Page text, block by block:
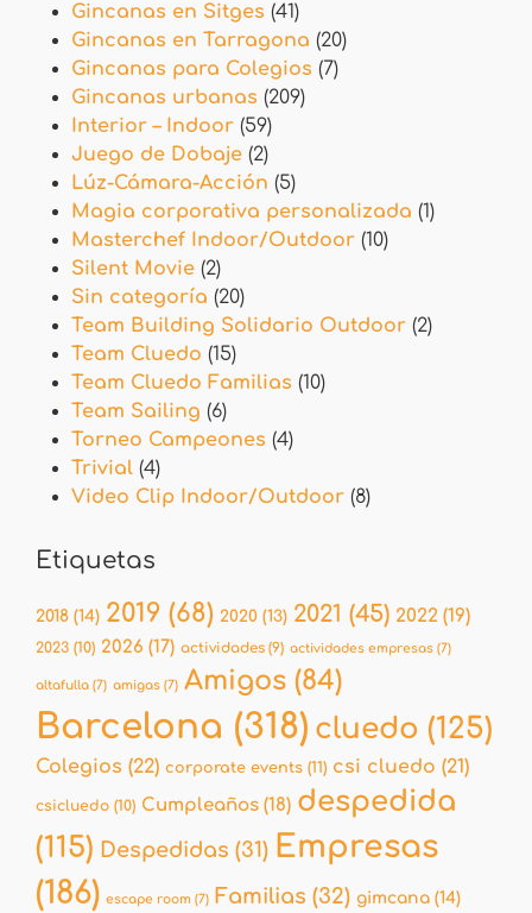
Gincanas en Sitges (41)
Gincanas en Tarragona (20)
Gincanas para Colegios (7)
Gincanas urbanas (209)
Interior – Indoor (59)
Juego de Dobaje (2)
Lúz-Cámara-Acción (5)
Magia corporativa personalizada (1)
Masterchef Indoor/Outdoor (10)
Silent Movie (2)
Sin categoría (20)
Team Building Solidario Outdoor (2)
Team Cluedo (15)
Team Cluedo Familias (10)
Team Sailing (6)
Torneo Campeones (4)
Trivial (4)
Video Clip Indoor/Outdoor (8)
Etiquetas
2018 (14) 2019 (68) 2020 (13) 2021 (45) 2022 (19)
2023 (10) 2026 (17) actividades (9) actividades empresas (7)
altafulla (7) amigas (7) Amigos (84)
Barcelona (318) cluedo (125)
Colegios (22) corporate events (11) csi cluedo (21)
csicluedo (10) Cumpleaños (18) despedida
(115) Despedidas (31) Empresas
(186) escape room (7) Familias (32) gimcana (14)